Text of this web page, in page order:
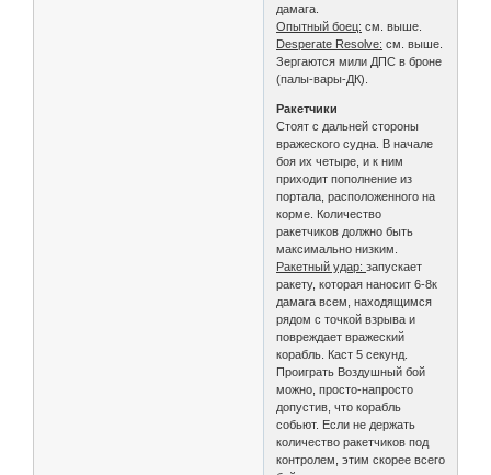
дамага.
Опытный боец: см. выше.
Desperate Resolve: см. выше.
Зергаются мили ДПС в броне
(палы-вары-ДК).
Ракетчики
Стоят с дальней стороны
вражеского судна. В начале
боя их четыре, и к ним
приходит пополнение из
портала, расположенного на
корме. Количество
ракетчиков должно быть
максимально низким.
Ракетный удар:запускает
ракету, которая наносит 6-8к
дамага всем, находящимся
рядом с точкой взрыва и
повреждает вражеский
корабль. Каст 5 секунд.
Проиграть Воздушный бой
можно, просто-напросто
допустив, что корабль
собьют. Если не держать
количество ракетчиков под
контролем, этим скорее всего